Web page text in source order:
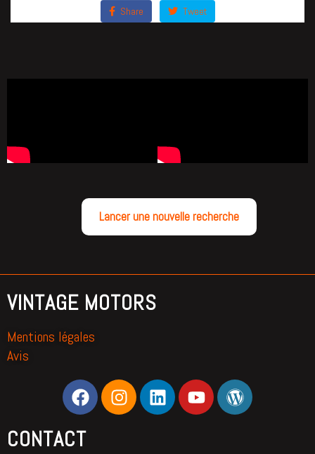
Share Tweet
Lancer une nouvelle recherche
VINTAGE MOTORS
Mentions légales
Avis
CONTACT